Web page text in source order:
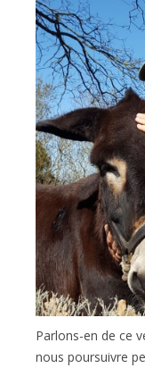
Parlons-en de ce
nous poursuivre